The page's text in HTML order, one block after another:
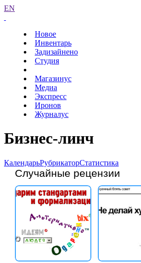
EN
Новое
Инвентарь
Задизайнено
Студия
Магазинус
Медиа
Экспресс
Иронов
Журналус
Бизнес-линч
КалендарьРубрикаторСтатистика
Случайные рецензии